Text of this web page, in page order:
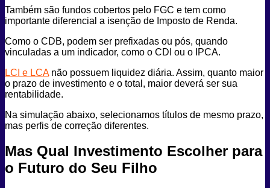
Também são fundos cobertos pelo FGC e tem como
importante diferencial a isenção de Imposto de Renda.
Como o CDB, podem ser prefixadas ou pós, quando
vinculadas a um indicador, como o CDI ou o IPCA.
LCI e LCAnão possuem liquidez diária. Assim, quanto maior
o prazo de investimento e o total, maior deverá ser sua
rentabilidade.
Na simulação abaixo, selecionamos títulos de mesmo prazo,
mas perfis de correção diferentes.
Mas Qual Investimento Escolher para
o Futuro do Seu Filho